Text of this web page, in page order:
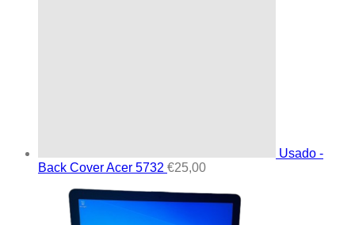
Usado -
Back Cover Acer 5732 €25,00